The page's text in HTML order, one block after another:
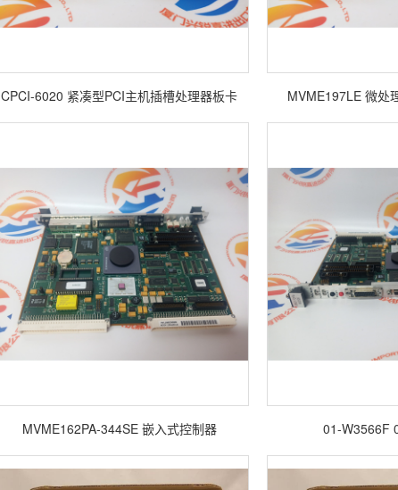
CPCI-6020 紧凑型PCI主机插槽处理器板卡 MVME197LE 微处
MVME162PA-344SE 嵌入式控制器 01-W3566F